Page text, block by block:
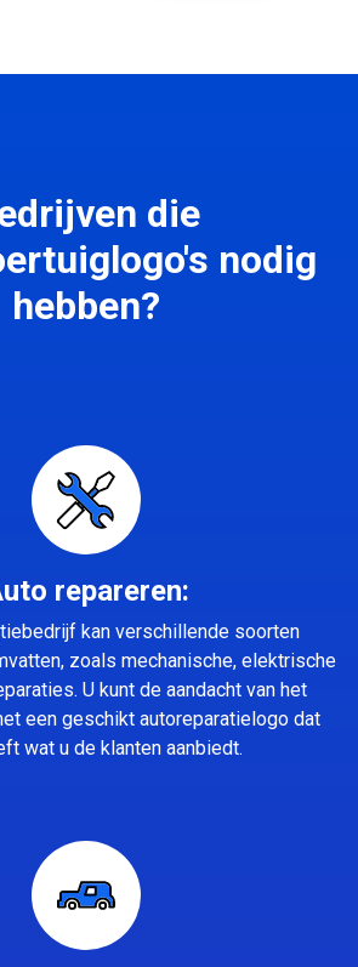
die
nodig
hebben?
repareren:
kan verschillende soorten
zoals mechanische, elektrische
U kunt de aandacht van het
een geschikt autoreparatielogo dat
wat u de klanten aanbiedt.